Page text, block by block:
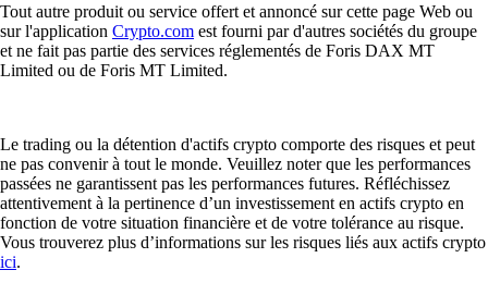
Tout autre produit ou service offert et annoncé sur cette page Web ou
sur l'application Crypto.com est fourni par d'autres sociétés du groupe
et ne fait pas partie des services réglementés de Foris DAX MT
Limited ou de Foris MT Limited.
Le trading ou la détention d'actifs crypto comporte des risques et peut
ne pas convenir à tout le monde. Veuillez noter que les performances
passées ne garantissent pas les performances futures. Réfléchissez
attentivement à la pertinence d’un investissement en actifs crypto en
fonction de votre situation financière et de votre tolérance au risque.
Vous trouverez plus d’informations sur les risques liés aux actifs crypto
ici.